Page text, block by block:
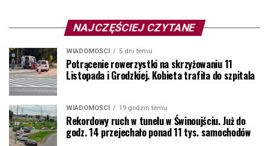
NAJCZĘŚCIEJ CZYTANE
WIADOMOŚCI 5 dni temu
Potrącenie rowerzystki na skrzyżowaniu 11
Listopada i Grodzkiej. Kobieta trafiła do szpitala
WIADOMOŚCI 19 godzin temu
Rekordowy ruch w tunelu w Świnoujściu. Już do
godz. 14 przejechało ponad 11 tys. samochodów